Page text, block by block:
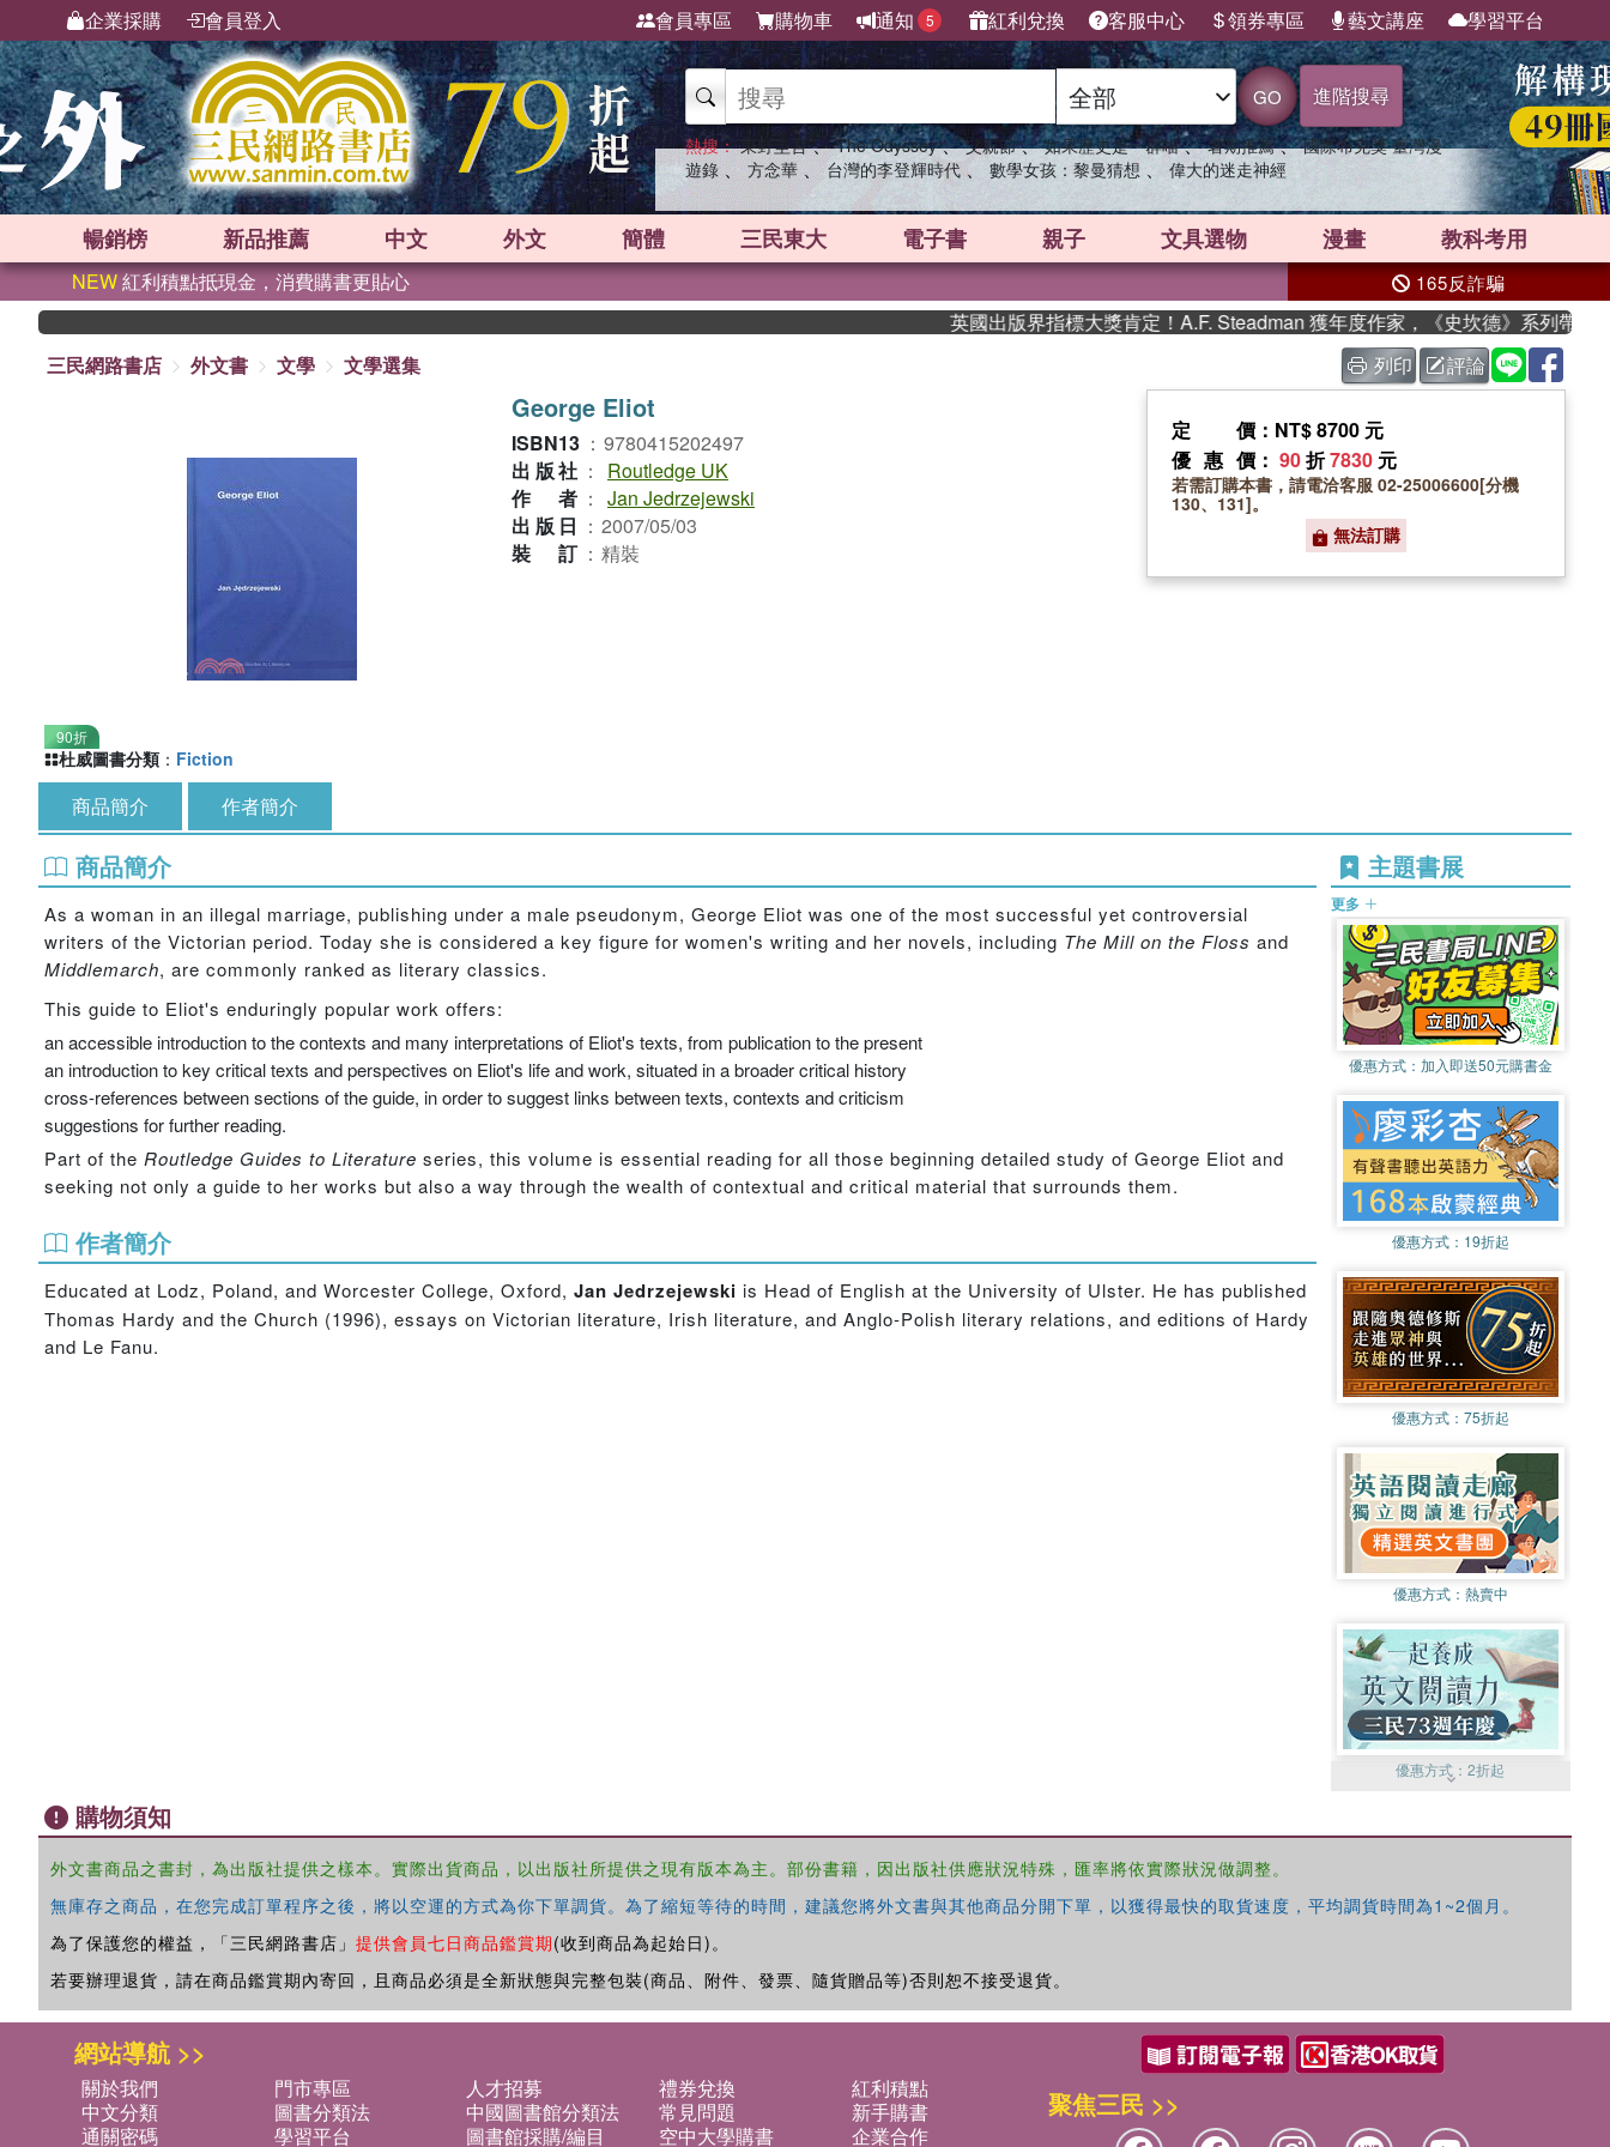
企業採購 會員登入 會員專區 購物車 通知 5 紅利兌換 客服中心 領券專區 藝文講座 學習平台
GO 進階搜尋
熱搜： 東野圭吾 、 The Odyssey 、 父親節 、 如果歷史是一群喵 、 暑期推薦 、 國際布克獎 臺灣漫
遊錄 、 方念華 、 台灣的李登輝時代 、 數學女孩：黎曼猜想 、 偉大的迷走神經
暢銷榜 新品推薦 中文 外文 簡體 三民東大 電子書 親子 文具選物 漫畫 教科考用
NEW紅利積點抵現金，消費購書更貼心 165反詐騙
英國出版界指標大獎肯定！A.F. Steadman 獲年度作家，《史坎德》系列帶你踏上
三民網路書店
外文書 文學 文學選集 列印 評論
90折
George Eliot
ISBN13 ： 9780415202497
出版社 ：
Routledge UK
作者 ： Jan Jedrzejewski
出版日 ： 2007/05/03
裝訂 ： 精裝
定價 ：NT$ 8700 元
優惠價 ： 90折7830 元
若需訂購本書，請電洽客服 02-25006600[分機
130、131]。
無法訂購
杜威圖書分類 ： Fiction
商品簡介 作者簡介
商品簡介
As a woman in an illegal marriage, publishing under a male pseudonym, George Eliot was one of the most successful yet controversial
writers of the Victorian period. Today she is considered a key figure for women's writing and her novels, including The Mill on the Floss and
Middlemarch, are commonly ranked as literary classics.
This guide to Eliot's enduringly popular work offers:
an accessible introduction to the contexts and many interpretations of Eliot's texts, from publication to the present
an introduction to key critical texts and perspectives on Eliot's life and work, situated in a broader critical history
cross-references between sections of the guide, in order to suggest links between texts, contexts and criticism
suggestions for further reading.
Part of the Routledge Guides to Literature series, this volume is essential reading for all those beginning detailed study of George Eliot and
seeking not only a guide to her works but also a way through the wealth of contextual and critical material that surrounds them.
作者簡介
Educated at Lodz, Poland, and Worcester College, Oxford, Jan Jedrzejewski is Head of English at the University of Ulster. He has published
Thomas Hardy and the Church (1996), essays on Victorian literature, Irish literature, and Anglo-Polish literary relations, and editions of Hardy
and Le Fanu.
主題書展
更多
優惠方式： 加入即送50元購書金
優惠方式： 19折起
優惠方式： 75折起
優惠方式： 熱賣中
優惠方式：2折起
購物須知
外文書商品之書封，為出版社提供之樣本。實際出貨商品，以出版社所提供之現有版本為主。部份書籍，因出版社供應狀況特殊，匯率將依實際狀況做調整。
無庫存之商品，在您完成訂單程序之後，將以空運的方式為你下單調貨。為了縮短等待的時間，建議您將外文書與其他商品分開下單，以獲得最快的取貨速度，平均調貨時間為1~2個月。
為了保護您的權益，「三民網路書店」 提供會員七日商品鑑賞期(收到商品為起始日)。
若要辦理退貨，請在商品鑑賞期內寄回，且商品必須是全新狀態與完整包裝(商品、附件、發票、隨貨贈品等)否則恕不接受退貨。
網站導航 >>
關於我們 門市專區 人才招募 禮券兌換
紅利積點
中文分類
圖書分類法 中國圖書館分類法 常見問題
新手購書
通關密碼
學習平台 圖書館採購/編目 空中大學購書
企業合作
聚焦三民 >>